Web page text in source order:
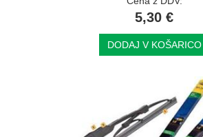
5,30 €
DODAJ V KOŠARICO